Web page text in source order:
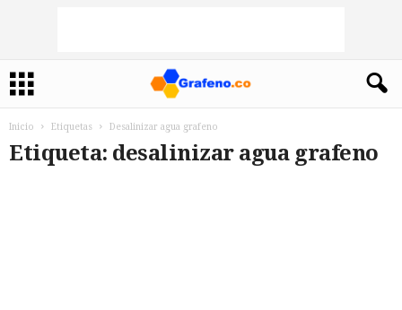
Inicio Etiquetas Desalinizar agua grafeno
Etiqueta: desalinizar agua grafeno